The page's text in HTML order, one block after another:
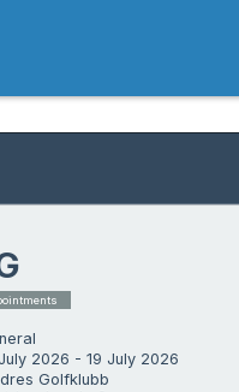
2026 - 19 July 2026
Golfklubb